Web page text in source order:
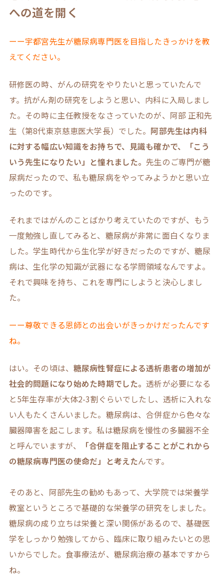
への道を開く
ーー宇都宮先生が糖尿病専門医を目指したきっかけを教
えてください。
研修医の時、がんの研究をやりたいと思っていたんで
す。抗がん剤の研究をしようと思い、内科に入局しまし
た。その時に主任教授をなさっていたのが、阿部 正和先
生（第8代東京慈恵医大学長）でした。 阿部先生は内科
に対する幅広い知識をお持ちで、見識も確かで、「こう
いう先生になりたい」と憧れました。先生のご専門が糖
尿病だったので、私も糖尿病をやってみようかと思い立
ったのです。
それまではがんのことばかり考えていたのですが、もう
一度勉強し直してみると、糖尿病が非常に面白くなりま
した。学生時代から生化学が好きだったのですが、糖尿
病は、生化学の知識が武器になる学問領域なんですよ。
それで興味を持ち、これを専門にしようと決心しまし
た。
ーー尊敬できる恩師との出会いがきっかけだったんです
ね。
はい。その頃は、糖尿病性腎症による透析患者の増加が
社会的問題になり始めた時期でした。透析が必要になる
と5年生存率が大体2-3割ぐらいでしたし、透析に入れな
い人もたくさんいました。糖尿病は、合併症から色々な
臓器障害を起こします。私は糖尿病を慢性の多臓器不全
と呼んでいますが、
「合併症を阻止することがこれから
の糖尿病専門医の使命だ」と考えたんです。
そのあと、阿部先生の勧めもあって、大学院では栄養学
教室というところで基礎的な栄養学の研究をしました。
糖尿病の成り立ちは栄養と深い関係があるので、基礎医
学をしっかり勉強してから、臨床に取り組みたいとの思
いからでした。食事療法が、糖尿病治療の基本ですから
ね。